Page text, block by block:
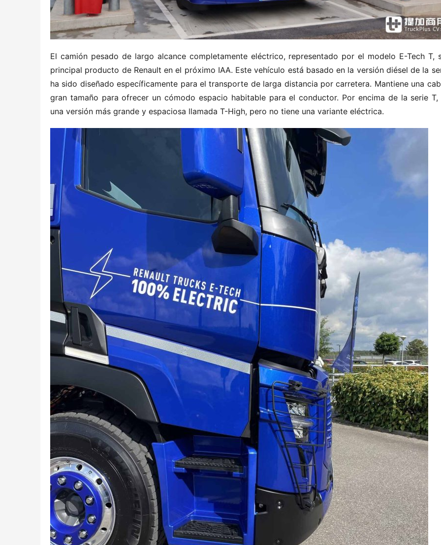
El camión pesado de largo alcance completamente eléctrico, representado por el modelo E-Tech T,
principal producto de Renault en el próximo IAA. Este vehículo está basado en la versión diésel de la
ha sido diseñado específicamente para el transporte de larga distancia por carretera. Mantiene una
gran tamaño para ofrecer un cómodo espacio habitable para el conductor. Por encima de la serie T,
una versión más grande y espaciosa llamada T-High, pero no tiene una variante eléctrica.